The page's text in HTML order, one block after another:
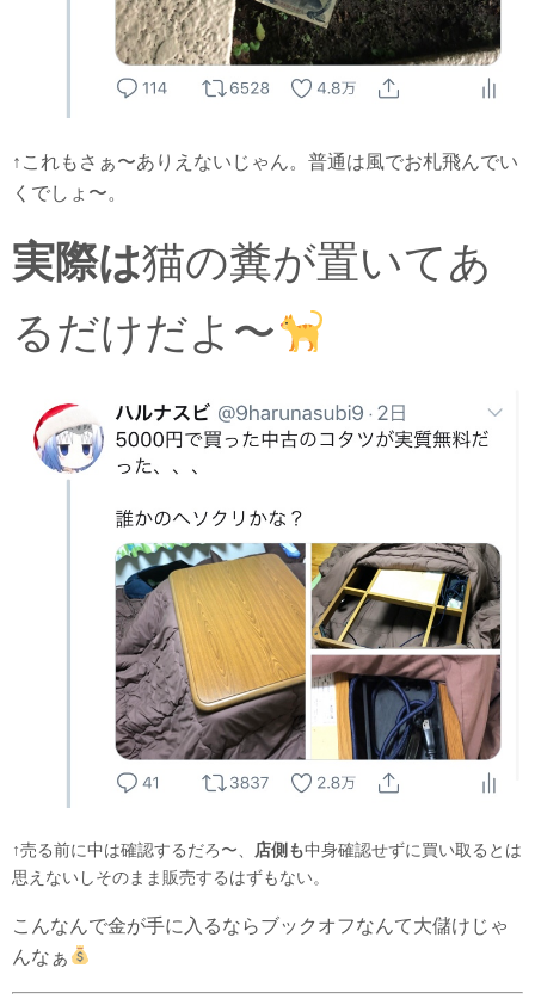
↑これもさぁ〜ありえないじゃん。普通は風でお札飛んでい
くでしょ〜。
実際は猫の糞が置いてあ
るだけだよ〜
↑売る前に中は確認するだろ〜、 店側も中身確認せずに買い取るとは
思えないしそのまま販売するはずもない。
こんなんで金が手に入るならブックオフなんて大儲けじゃ
んなぁ